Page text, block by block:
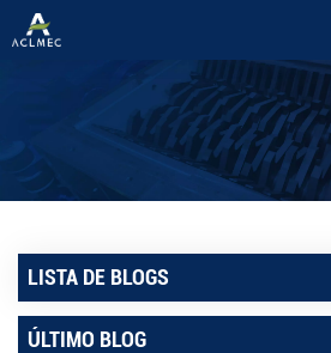
English
Русский
Español
بالعربية
LISTA DE BLOGS
ÚLTIMO BLOG